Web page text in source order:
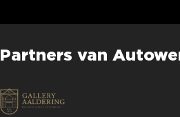
Partners van